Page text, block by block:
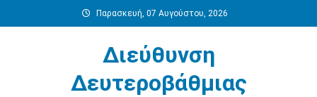
στο
Παρασκευή, 07 Αυγούστου, 2026
Διεύθυνση
Δευτεροβάθμιας